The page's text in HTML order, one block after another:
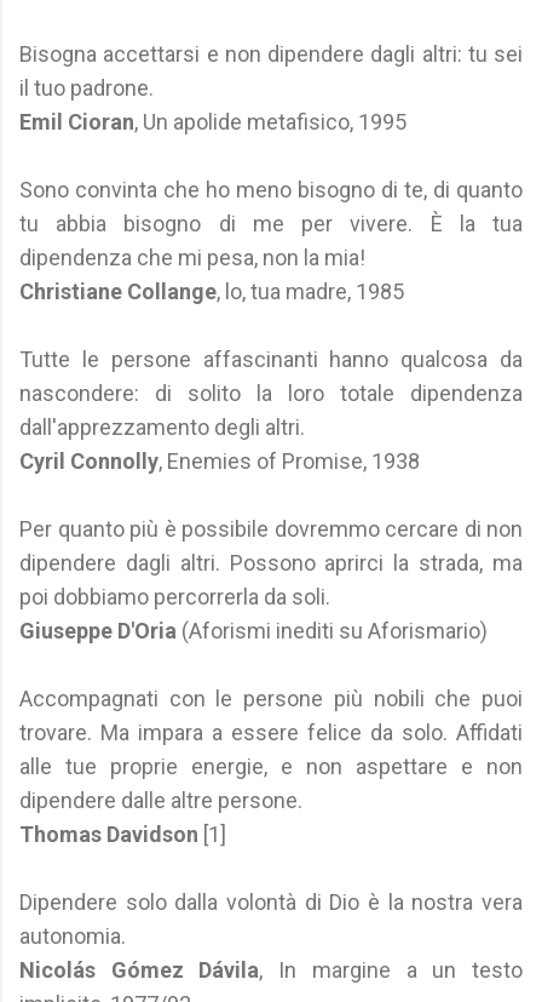
Bisogna accettarsi e non dipendere dagli altri: tu sei
il tuo padrone.
Emil Cioran, Un apolide metafisico, 1995
Sono convinta che ho meno bisogno di te, di quanto
tu abbia bisogno di me per vivere. È la tua
dipendenza che mi pesa, non la mia!
Christiane Collange, lo, tua madre, 1985
Tutte le persone affascinanti hanno qualcosa da
nascondere: di solito la loro totale dipendenza
dall'apprezzamento degli altri.
Cyril Connolly, Enemies of Promise, 1938
Per quanto più è possibile dovremmo cercare di non
dipendere dagli altri. Possono aprirci la strada, ma
poi dobbiamo percorrerla da soli.
Giuseppe D'Oria (Aforismi inediti su Aforismario)
Accompagnati con le persone più nobili che puoi
trovare. Ma impara a essere felice da solo. Affidati
alle tue proprie energie, e non aspettare e non
dipendere dalle altre persone.
Thomas Davidson [1]
Dipendere solo dalla volontà di Dio è la nostra vera
autonomia.
Nicolás Gómez Dávila, In margine a un testo